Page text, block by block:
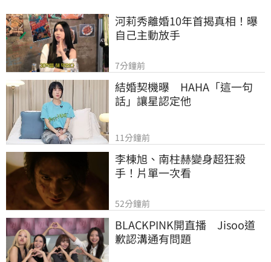
河莉秀離婚10年首揭真相！曝
自己主動放手
7分鐘前
結婚契機曝　HAHA「這一句
話」讓星認定他
11分鐘前
李棟旭、南柱赫變身超狂殺
手！片單一次看
52分鐘前
BLACKPINK開直播　Jisoo道
歉認溝通有問題